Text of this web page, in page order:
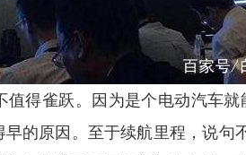
得雀跃。因为是个电动汽车就
的原因。至于续航里程，说句